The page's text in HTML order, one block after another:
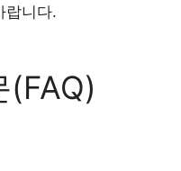
랍니다.